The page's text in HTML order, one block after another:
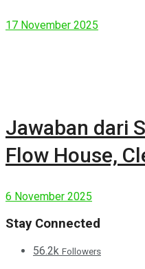
17 November 2025
Jawaban dari
Flow House,
6 November 2025
Stay Connected
56.2k Followers